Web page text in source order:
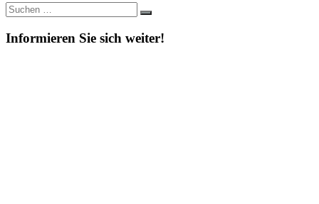
Suche
nach:
Suchen
Informieren Sie sich weiter!